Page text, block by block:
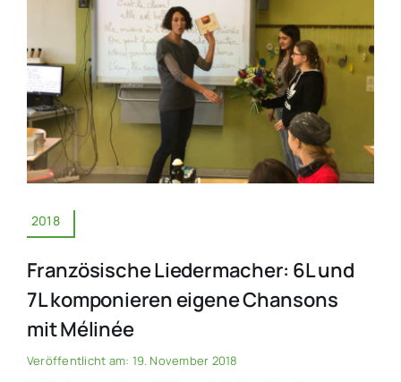
2018
Französische Liedermacher: 6L und
7L komponieren eigene Chansons
mit Mélinée
Veröffentlicht am: 19. November 2018